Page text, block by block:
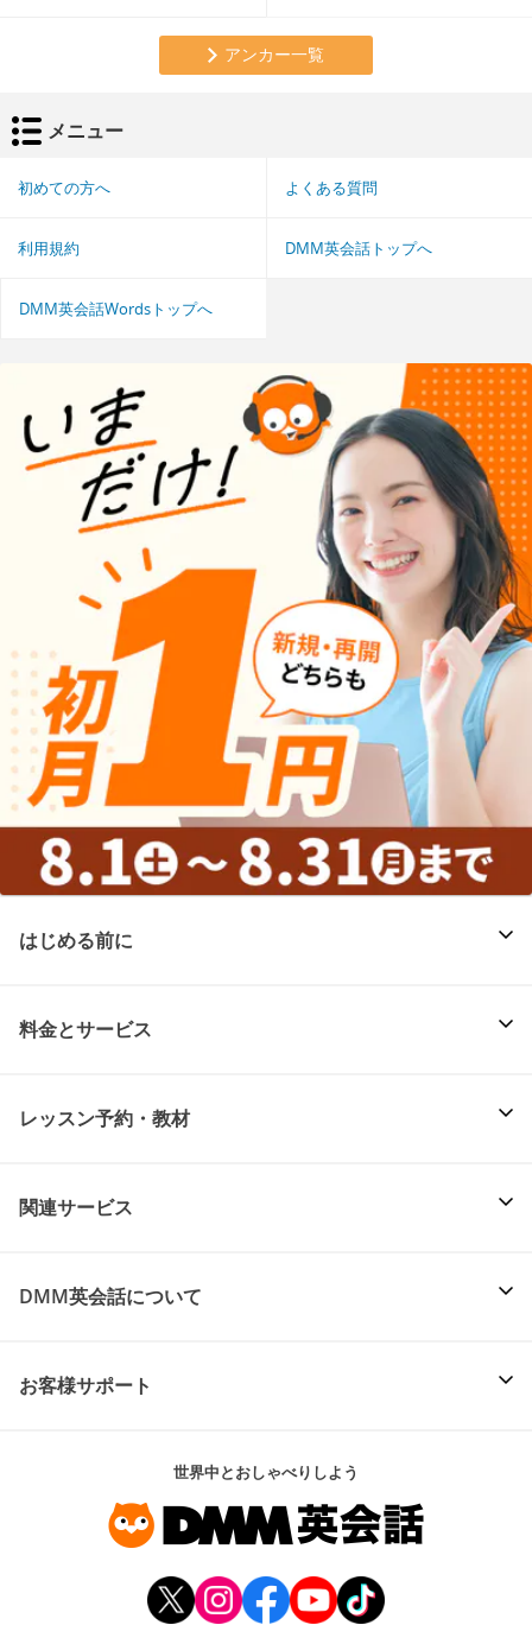
アンカー一覧
メニュー
初めての方へ よくある質問
利用規約 DMM英会話トップへ
DMM英会話Wordsトップへ
はじめる前に
料金とサービス
レッスン予約・教材
関連サービス
DMM英会話について
お客様サポート
世界中とおしゃべりしよう